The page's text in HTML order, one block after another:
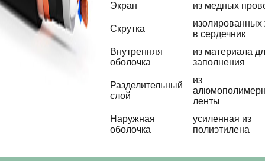
Экран
из медных
Скрутка
изолированных
в сердечник
Внутренняя
оболочка
из материала
заполнения
Разделительный
слой
из
ленты
Наружная
оболочка
усиленная из
полиэтилена